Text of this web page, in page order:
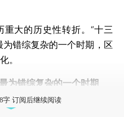
大的历史性转折。“十三
为错综复杂的一个时期，区
。
为错综复杂的一个时期
字 订阅后继续阅读